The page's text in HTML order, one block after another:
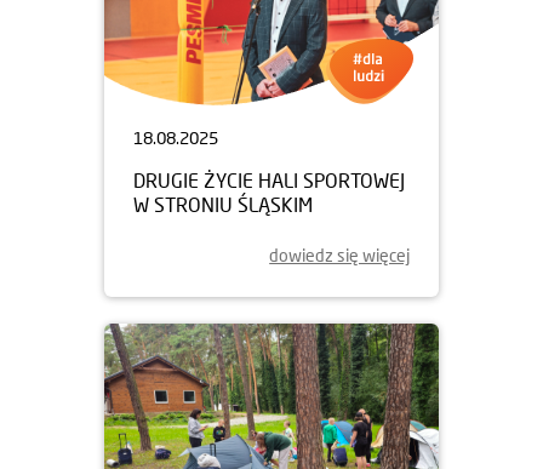
18.08.2025
DRUGIE ŻYCIE HALI SPORTOWEJ
W STRONIU ŚLĄSKIM
dowiedz się więcej